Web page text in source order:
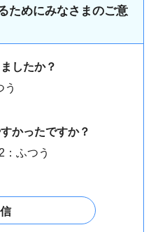
ためにみなさまのご意
したか？
う
かったですか？
2：ふつう